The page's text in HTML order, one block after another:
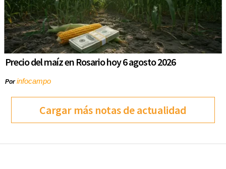
Precio del maíz en Rosario hoy 6 agosto 2026
Porinfocampo
Cargar más notas de actualidad